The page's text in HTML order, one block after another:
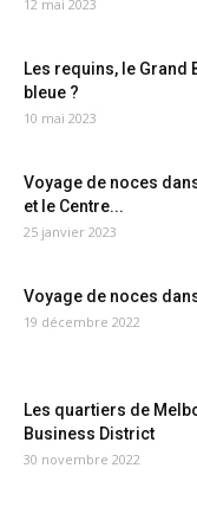
12 mai 2023
Les requins, le Grand
bleue ?
10 mai 2023
Voyage de noces
et le Centre...
25 janvier 2023
Voyage de noces
19 décembre 2022
Les quartiers de
Business District
30 novembre 2022